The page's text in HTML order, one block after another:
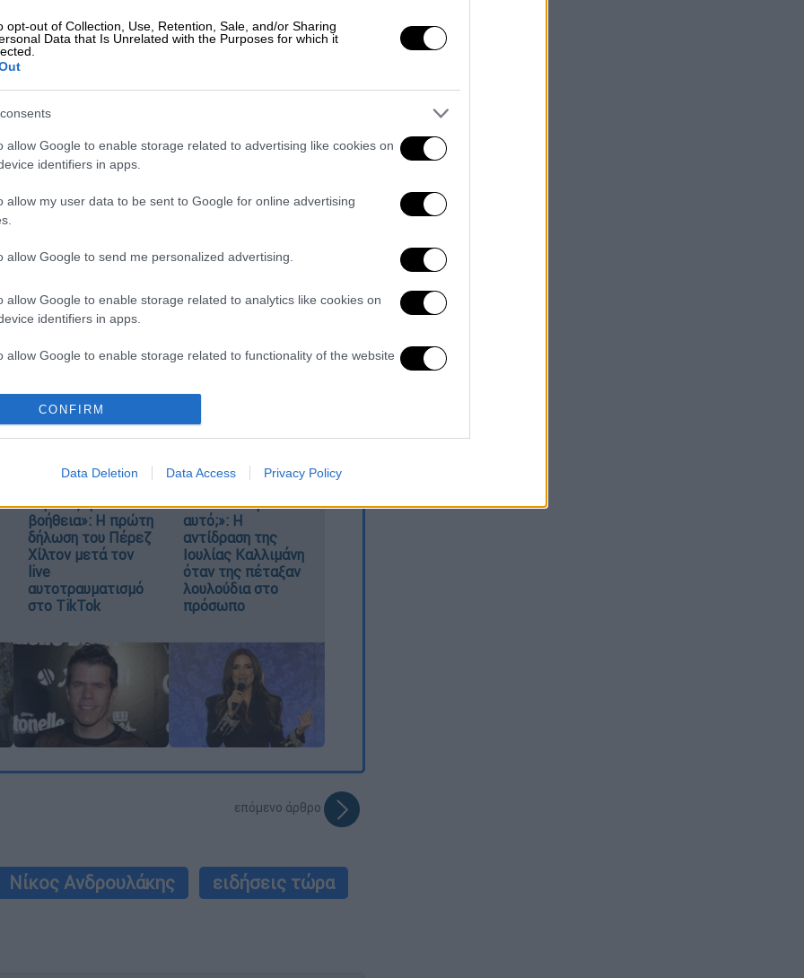
opt-out of Collection, Use, Retention, Sale, and/or Sharing
Data that Is Unrelated with the Purposes for which it
allow Google to enable storage related to advertising like cookies on
identifiers in apps.
allow my user data to be sent to Google for online advertising
allow Google to send me personalized advertising.
allow Google to enable storage related to analytics like cookies on
identifiers in apps.
allow Google to enable storage related to functionality of the website
allow Google to enable storage related to personalization.
functionality and fraud prevention, and other user protection.
CONFIRM
Data Deletion Data Access Privacy Policy
δυσπιστία απέναντι στην προσπάθεια
που απλώνετε για τα
του ΕΟΔΑΣΑΑΜ που αποτελεί κόλαφο
την επιχείρηση συγκάλυψης,
στελέχη και τη στρατηγική
τον ίδιο τον Πρωθυπουργό.
στείλει στα κόμματα το κείμενο της
τους και είχε σημειώσει ότι είναι
να είναι σε θέση απολογούμενου
μέσου της αντιπολίτευσης, αυτού
Τρίτης, την Τετάρτη το πρωί θα λάβουν
κομμάτων στην προ ημερησίας
κατατεθεί η
«Χρειάζομαι
βοήθεια»: Η πρώτη
δήλωση του Πέρεζ
Χίλτον μετά τον
live
αυτοτραυματισμό
στο TikTok
«Εσένα σ’ αρέσει
αυτό;»: Η
αντίδραση της
Ιουλίας Καλλιμάνη
όταν της πέταξαν
λουλούδια στο
πρόσωπο
επόμενο άρθρο
Νίκος Ανδρουλάκης
ειδήσεις τώρα